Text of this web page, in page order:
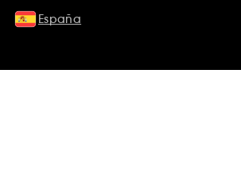
España